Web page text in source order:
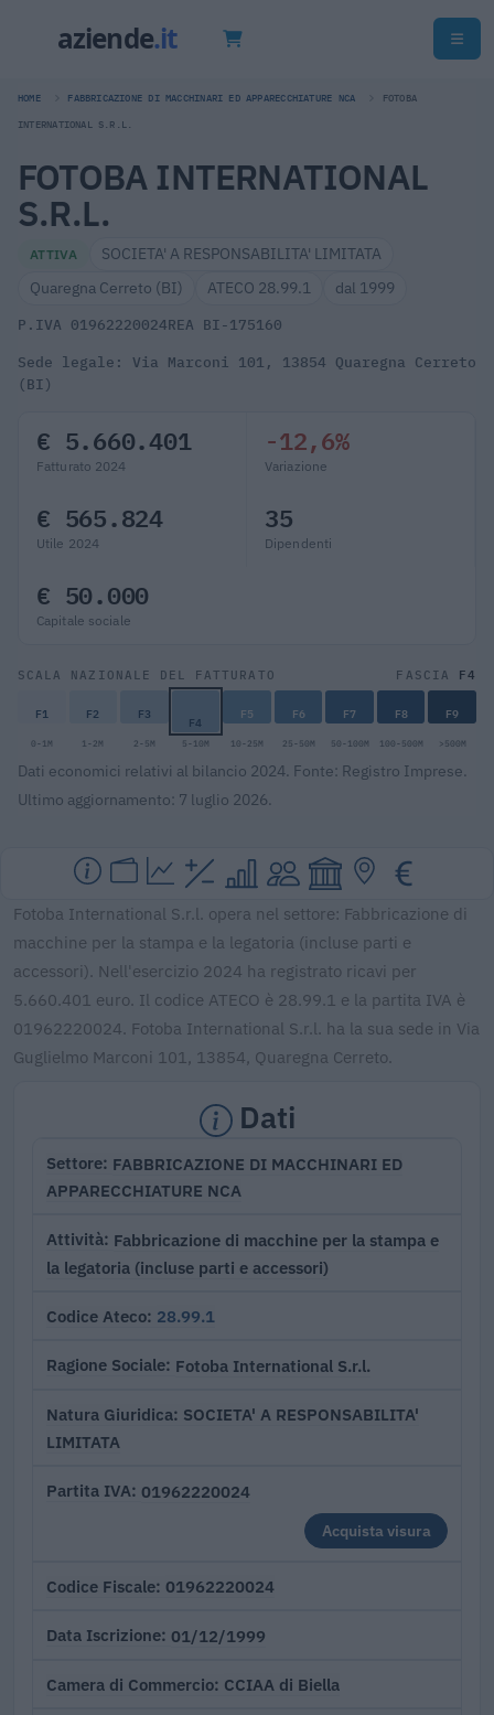
HOME FABBRICAZIONE DI MACCHINARI ED APPARECCHIATURE NCA FOTOBA
INTERNATIONAL S.R.L.
FOTOBA INTERNATIONAL
S.R.L.
ATTIVA
SOCIETA' A RESPONSABILITA' LIMITATA
Quaregna Cerreto (BI)
ATECO 28.99.1 dal 1999
P.IVA 01962220024REA BI-175160
Sede legale: Via Marconi 101, 13854 Quaregna Cerreto
(BI)
€ 5.660.401
Fatturato 2024
-12,6%
Variazione
€ 565.824
Utile 2024
35
Dipendenti
€ 50.000
Capitale sociale
SCALA NAZIONALE DEL FATTURATO FASCIA F4
F1 F2 F3 F4 F5 F6 F7 F8 F9
0-1M 1-2M 2-5M 5-10M 10-25M 25-50M 50-100M 100-500M >500M
Dati economici relativi al bilancio 2024. Fonte: Registro Imprese.
Ultimo aggiornamento: 7 luglio 2026.
Fotoba International S.r.l. opera nel settore: Fabbricazione di
macchine per la stampa e la legatoria (incluse parti e
accessori). Nell'esercizio 2024 ha registrato ricavi per
5.660.401 euro. Il codice ATECO è 28.99.1 e la partita IVA è
01962220024. Fotoba International S.r.l. ha la sua sede in Via
Guglielmo Marconi 101, 13854, Quaregna Cerreto.
Dati
Settore FABBRICAZIONE DI MACCHINARI ED
APPARECCHIATURE NCA
Attività Fabbricazione di macchine per la stampa e
la legatoria (incluse parti e accessori)
Codice Ateco 28.99.1
Ragione Sociale Fotoba International S.r.l.
Natura Giuridica SOCIETA' A RESPONSABILITA'
LIMITATA
Partita IVA 01962220024
Acquista visura
Codice Fiscale 01962220024
Data Iscrizione 01/12/1999
Camera di Commercio CCIAA di Biella